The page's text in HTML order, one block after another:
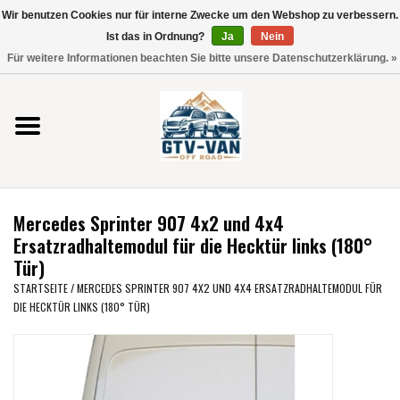
Verwende
die
nach
oben
und
unten,
verfügbare
Ergebnis
Drücke
Eingabetaste,
Vito / V-Klasse 447
Viano /Vito 639
VW T7 2025
VW T6
VW CRAFTER / MAN TGE
Mercedes Sprinter 907 4x2 und 4x4
Ersatzradhaltemodul für die Hecktür links (180°
Tür)
STARTSEITE/MERCEDES SPRINTER 907 4X2 UND 4X4 ERSATZRADHALTEMODUL FÜR
DIE HECKTÜR LINKS (180° TÜR)
Wir benutzen Cookies nur für interne Zwecke um den Webshop zu verbessern.
Ist das in Ordnung?
Ja
Nein
Für weitere Informationen beachten Sie bitte unsere Datenschutzerklärung. »